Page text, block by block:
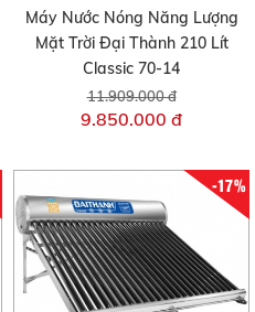
Máy Nước Nóng Năng Lượng
Mặt Trời Đại Thành 210 Lít
Classic 70-14
11.909.000 đ
9.850.000 đ
-17%